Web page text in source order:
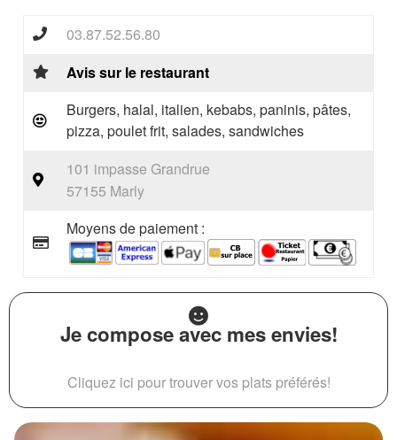
03.87.52.56.80
Avis sur le restaurant
Burgers, halal, italien, kebabs, paninis, pâtes,
pizza, poulet frit, salades, sandwiches
101 impasse Grandrue
57155 Marly
Moyens de paiement :
Je compose avec mes envies!
Cliquez ici pour trouver vos plats préférés!